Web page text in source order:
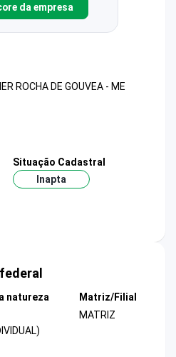
da empresa
ROCHA DE GOUVEA - ME
Situação Cadastral
Inapta
natureza
Matriz/Filial
MATRIZ